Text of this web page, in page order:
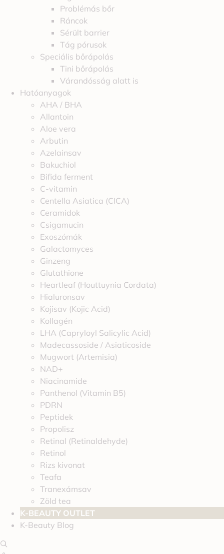
Problémás bőr
Ráncok
Sérült barrier
Tág pórusok
Speciális bőrápolás
Tini bőrápolás
Várandósság alatt is
Hatóanyagok
AHA / BHA
Allantoin
Aloe vera
Arbutin
Azelainsav
Bakuchiol
Bifida ferment
C-vitamin
Centella Asiatica (CICA)
Ceramidok
Csigamucin
Exoszómák
Galactomyces
Ginzeng
Glutathione
Heartleaf (Houttuynia Cordata)
Hialuronsav
Kojisav (Kojic Acid)
Kollagén
LHA (Capryloyl Salicylic Acid)
Madecassoside / Asiaticoside
Mugwort (Artemisia)
NAD+
Niacinamide
Panthenol (Vitamin B5)
PDRN
Peptidek
Propolisz
Retinal (Retinaldehyde)
Retinol
Rizs kivonat
Teafa
Tranexámsav
Zöld tea
K-BEAUTY OUTLET
K-Beauty Blog